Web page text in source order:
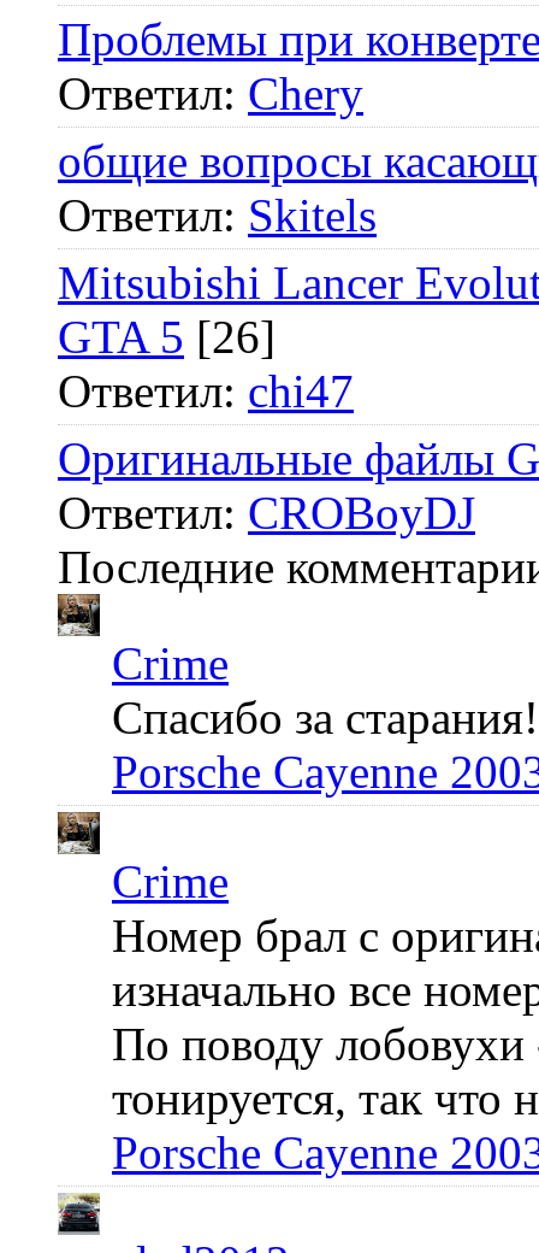
Проблемы при
Ответил: Chery
общие вопросы
Ответил: Skitels
Mitsubishi Lancer
GTA 5 [26]
Ответил: chi47
Оригинальные файлы
Ответил: CROBoyDJ
Последние
Crime
Спасибо за
Porsche Cayenne
Crime
Номер брал с
изначально все
По поводу лобовухи
тонируется, так что
Porsche Cayenne